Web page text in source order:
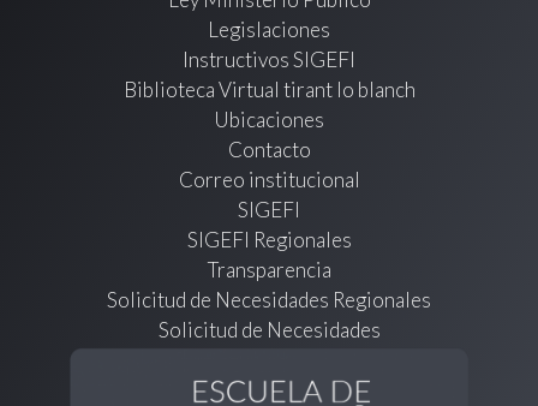
Legislaciones
Instructivos SIGEFI
Biblioteca Virtual tirant lo blanch
Ubicaciones
Contacto
Correo institucional
SIGEFI
SIGEFI Regionales
Transparencia
Solicitud de Necesidades Regionales
Solicitud de Necesidades